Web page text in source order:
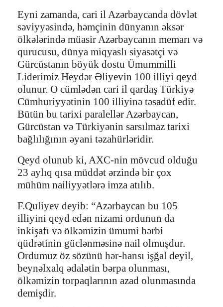
Eyni zamanda, cari il Azərbaycanda dövlət
səviyyəsində, həmçinin dünyanın əksər
ölkələrində müasir Azərbaycanın memarı və
qurucusu, dünya miqyaslı siyasətçi və
Gürcüstanın böyük dostu Ümummilli
Liderimiz Heydər Əliyevin 100 illiyi qeyd
olunur. O cümlədən cari il qardaş Türkiyə
Cümhuriyyətinin 100 illiyinə təsadüf edir.
Bütün bu tarixi paralellər Azərbaycan,
Gürcüstan və Türkiyənin sarsılmaz tarixi
bağlılığının əyani təzahürləridir.
Qeyd olunub ki, AXC-nin mövcud olduğu
23 aylıq qısa müddət ərzində bir çox
mühüm nailiyyətlərə imza atılıb.
F.Quliyev deyib: “Azərbaycan bu 105
illiyini qeyd edən nizami ordunun da
inkişafı və ölkəmizin ümumi hərbi
qüdrətinin güclənməsinə nail olmuşdur.
Ordumuz öz sözünü hər-hansı işğal deyil,
beynəlxalq ədalətin bərpa olunması,
ölkəmizin torpaqlarının azad olunmasında
demişdir.